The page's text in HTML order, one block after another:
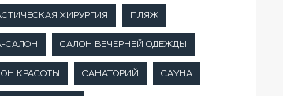
ХИРУРГИЯ ПЛЯЖ
САЛОН САЛОН ВЕЧЕРНЕЙ ОДЕЖДЫ
КРАСОТЫ САНАТОРИЙ САУНА